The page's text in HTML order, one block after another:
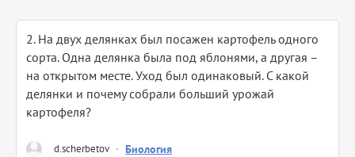
d.scherbetov · Биология
2. На двух делянках был посажен картофель одного
сорта. Одна делянка была под яблонями, а другая –
на открытом месте. Уход был одинаковый. С какой
делянки и почему собрали больший урожай
картофеля?